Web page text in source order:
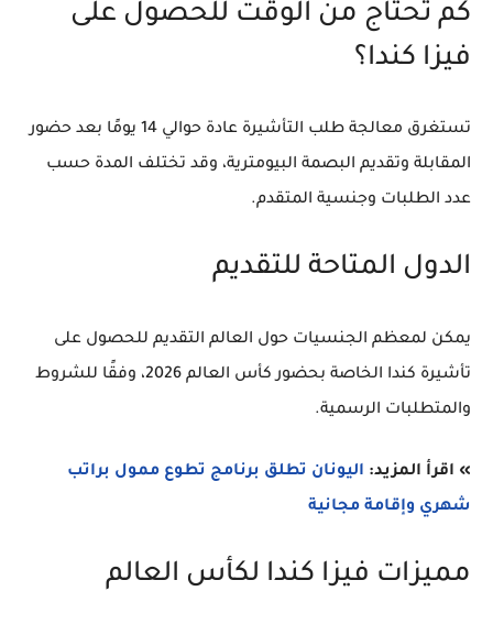
كم تحتاج من الوقت للحصول على
فيزا كندا؟
تستغرق معالجة طلب التأشيرة عادة حوالي 14 يومًا بعد حضور
المقابلة وتقديم البصمة البيومترية، وقد تختلف المدة حسب
عدد الطلبات وجنسية المتقدم.
الدول المتاحة للتقديم
يمكن لمعظم الجنسيات حول العالم التقديم للحصول على
تأشيرة كندا الخاصة بحضور كأس العالم 2026، وفقًا للشروط
والمتطلبات الرسمية.
» اقرأ المزيد: اليونان تطلق برنامج تطوع ممول براتب
شهري وإقامة مجانية
مميزات فيزا كندا لكأس العالم